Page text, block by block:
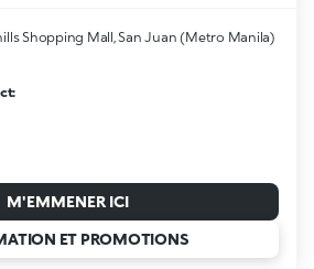
Shopping Mall, San Juan (Metro Manila)
M'EMMENER ICI
ET PROMOTIONS